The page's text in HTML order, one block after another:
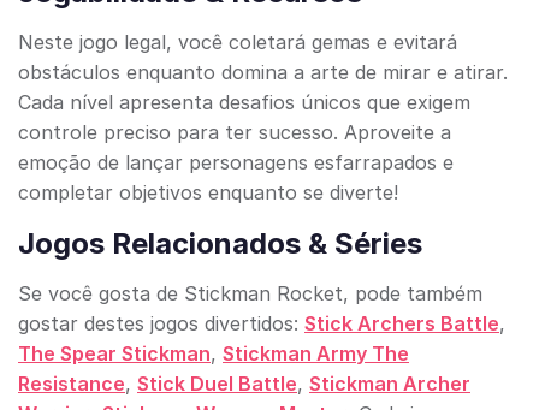
Neste jogo legal, você coletará gemas e evitará
obstáculos enquanto domina a arte de mirar e atirar.
Cada nível apresenta desafios únicos que exigem
controle preciso para ter sucesso. Aproveite a
emoção de lançar personagens esfarrapados e
completar objetivos enquanto se diverte!
Jogos Relacionados & Séries
Se você gosta de Stickman Rocket, pode também
gostar destes jogos divertidos: Stick Archers Battle,
The Spear Stickman, Stickman Army The
Resistance, Stick Duel Battle, Stickman Archer